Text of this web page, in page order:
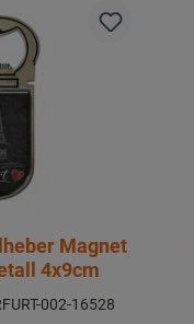
Magnet
4x9cm
002-16528